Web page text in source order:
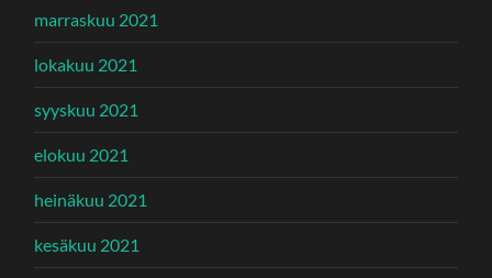
marraskuu 2021
lokakuu 2021
syyskuu 2021
elokuu 2021
heinäkuu 2021
kesäkuu 2021